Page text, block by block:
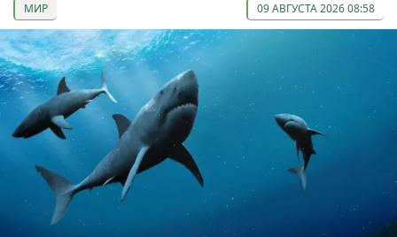
МИР 09 АВГУСТА 2026 08:58